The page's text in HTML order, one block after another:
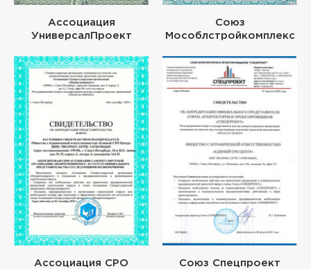
Ассоциация
УниверсалПроект
Союз
Мособлстройкомплекс
Ассоциация СРО
Союз Спецпроект